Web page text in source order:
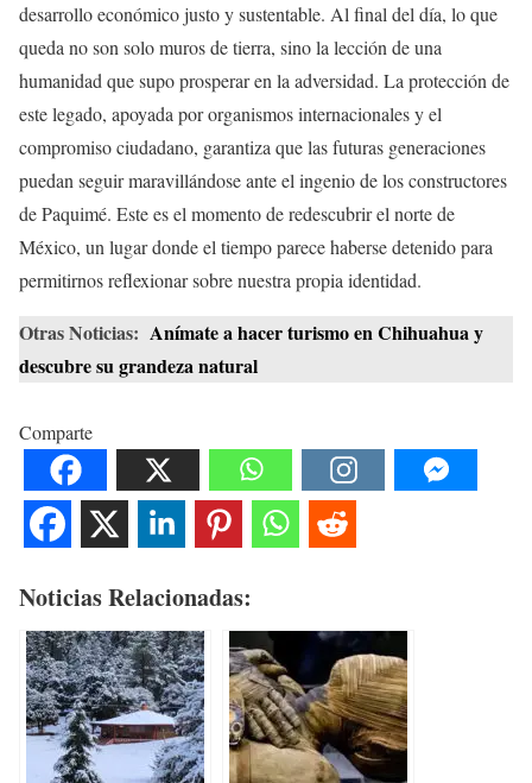
desarrollo económico justo y sustentable. Al final del día, lo que
queda no son solo muros de tierra, sino la lección de una
humanidad que supo prosperar en la adversidad. La protección de
este legado, apoyada por organismos internacionales y el
compromiso ciudadano, garantiza que las futuras generaciones
puedan seguir maravillándose ante el ingenio de los constructores
de Paquimé. Este es el momento de redescubrir el norte de
México, un lugar donde el tiempo parece haberse detenido para
permitirnos reflexionar sobre nuestra propia identidad.
Otras Noticias: Anímate a hacer turismo en Chihuahua y
descubre su grandeza natural
Comparte
Noticias Relacionadas: